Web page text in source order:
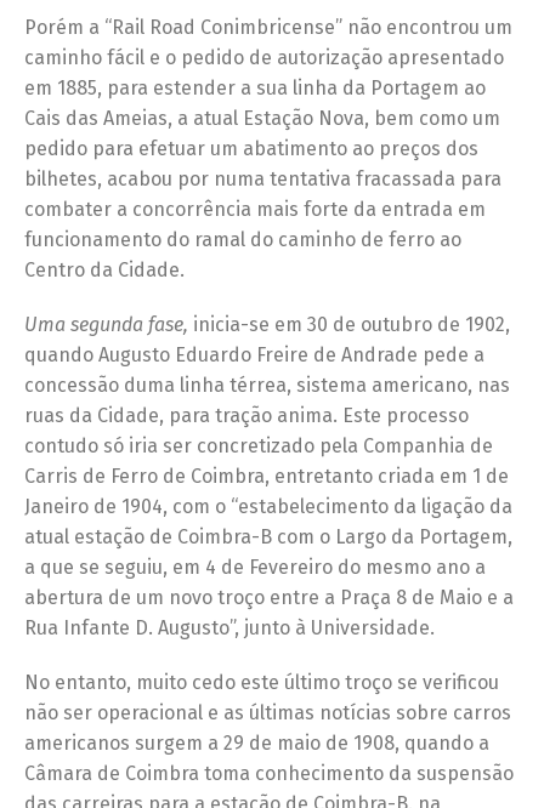
Porém a “Rail Road Conimbricense” não encontrou um
caminho fácil e o pedido de autorização apresentado
em 1885, para estender a sua linha da Portagem ao
Cais das Ameias, a atual Estação Nova, bem como um
pedido para efetuar um abatimento ao preços dos
bilhetes, acabou por numa tentativa fracassada para
combater a concorrência mais forte da entrada em
funcionamento do ramal do caminho de ferro ao
Centro da Cidade.
Uma segunda fase, inicia-se em 30 de outubro de 1902,
quando Augusto Eduardo Freire de Andrade pede a
concessão duma linha térrea, sistema americano, nas
ruas da Cidade, para tração anima. Este processo
contudo só iria ser concretizado pela Companhia de
Carris de Ferro de Coimbra, entretanto criada em 1 de
Janeiro de 1904, com o “estabelecimento da ligação da
atual estação de Coimbra-B com o Largo da Portagem,
a que se seguiu, em 4 de Fevereiro do mesmo ano a
abertura de um novo troço entre a Praça 8 de Maio e a
Rua Infante D. Augusto”, junto à Universidade.
No entanto, muito cedo este último troço se verificou
não ser operacional e as últimas notícias sobre carros
americanos surgem a 29 de maio de 1908, quando a
Câmara de Coimbra toma conhecimento da suspensão